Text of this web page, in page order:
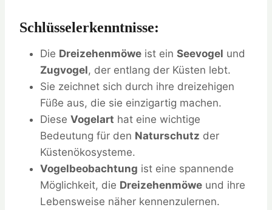
Schlüsselerkenntnisse:
Die Dreizehenmöwe ist ein Seevogel und
Zugvogel, der entlang der Küsten lebt.
Sie zeichnet sich durch ihre dreizehigen
Füße aus, die sie einzigartig machen.
Diese Vogelart hat eine wichtige
Bedeutung für den Naturschutz der
Küstenökosysteme.
Vogelbeobachtung ist eine spannende
Möglichkeit, die Dreizehenmöwe und ihre
Lebensweise näher kennenzulernen.